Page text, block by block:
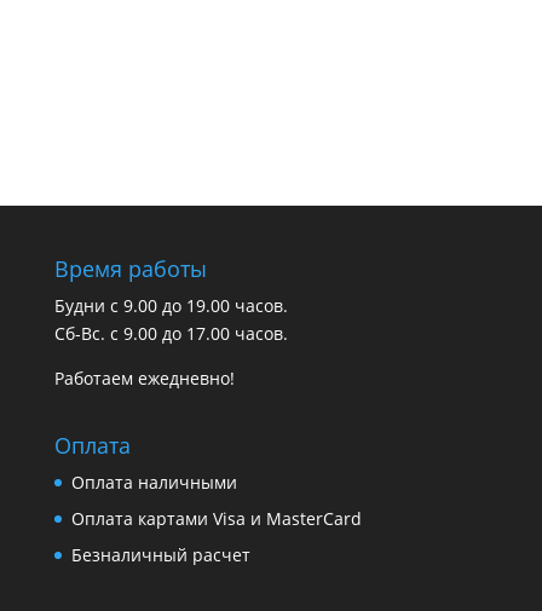
Время работы
Будни с 9.00 до 19.00 часов.
Сб-Вс. с 9.00 до 17.00 часов.
Работаем ежедневно!
Оплата
Оплата наличными
Оплата картами Visa и MasterCard
Безналичный расчет